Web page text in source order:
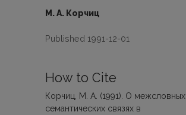
М. А. Корчиц
Published 1991-12-01
How to Cite
Корчиц, М. А. (1991). О межсловных
семантических связях в